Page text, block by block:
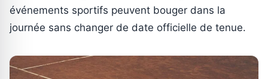
événements sportifs peuvent bouger dans la
journée sans changer de date officielle de tenue.